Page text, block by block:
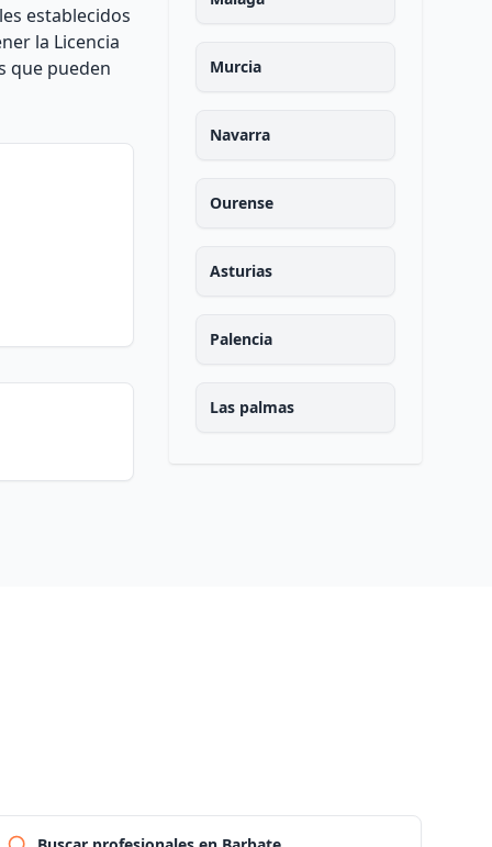
establecidos
la Licencia
que pueden
Murcia
Navarra
Ourense
Asturias
Palencia
Las palmas
Sevilla